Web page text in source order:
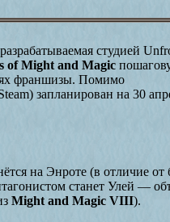
студией
of Might and Magic
франшизы. Помимо
запланирован на 30
на Энроте (в отличие от
станет Улей —
Might and Magic VIII).